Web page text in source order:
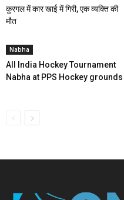
कुरगल में कार खाई में गिरी, एक व्यक्ति की
मौत
Nabha
All India Hockey Tournament
Nabha at PPS Hockey grounds